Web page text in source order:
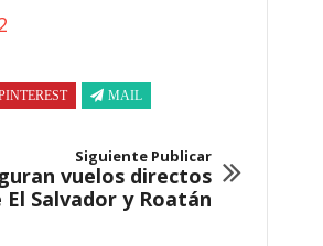
MAIL
Siguiente Publicar
vuelos directos
Salvador y Roatán